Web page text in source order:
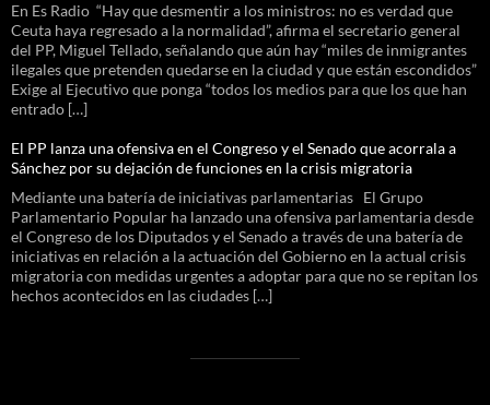
En Es Radio “Hay que desmentir a los ministros: no es verdad que
Ceuta haya regresado a la normalidad”, afirma el secretario general
del PP, Miguel Tellado, señalando que aún hay “miles de inmigrantes
ilegales que pretenden quedarse en la ciudad y que están escondidos”
Exige al Ejecutivo que ponga “todos los medios para que los que han
entrado […]
El PP lanza una ofensiva en el Congreso y el Senado que acorrala a
Sánchez por su dejación de funciones en la crisis migratoria
Mediante una batería de iniciativas parlamentarias El Grupo
Parlamentario Popular ha lanzado una ofensiva parlamentaria desde
el Congreso de los Diputados y el Senado a través de una batería de
iniciativas en relación a la actuación del Gobierno en la actual crisis
migratoria con medidas urgentes a adoptar para que no se repitan los
hechos acontecidos en las ciudades […]